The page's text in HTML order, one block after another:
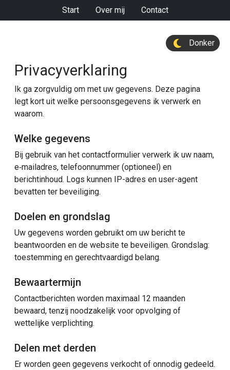
Start Over mij Contact
Donker
Privacyverklaring
Ik ga zorgvuldig om met uw gegevens. Deze pagina
legt kort uit welke persoonsgegevens ik verwerk en
waarom.
Welke gegevens
Bij gebruik van het contactformulier verwerk ik uw naam,
e‑mailadres, telefoonnummer (optioneel) en
berichtinhoud. Logs kunnen IP-adres en user-agent
bevatten ter beveiliging.
Doelen en grondslag
Uw gegevens worden gebruikt om uw bericht te
beantwoorden en de website te beveiligen. Grondslag:
toestemming en gerechtvaardigd belang.
Bewaartermijn
Contactberichten worden maximaal 12 maanden
bewaard, tenzij noodzakelijk voor opvolging of
wettelijke verplichting.
Delen met derden
Er worden geen gegevens verkocht of onnodig gedeeld.